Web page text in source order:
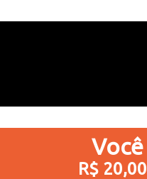
Você
R$ 20,00